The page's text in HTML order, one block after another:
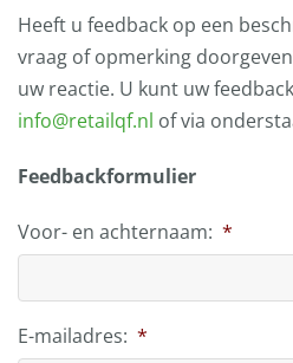
Heeft u feedback op een
vraag of opmerking
uw reactie. U kunt uw
info@retailqf.nl of via
Feedbackformulier
Voor- en achternaam: *
E-mailadres: *